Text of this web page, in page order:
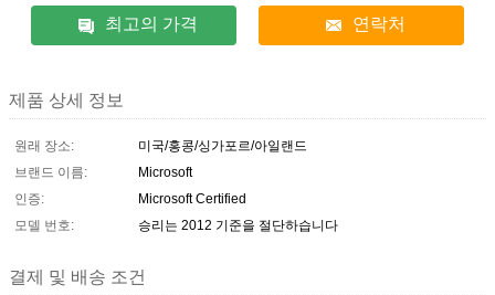
최고의 가격 연락처
제품 상세 정보
원래 장소:
미국/홍콩/싱가포르/아일랜드
브랜드 이름:
Microsoft
인증:
Microsoft Certified
모델 번호:
승리는 2012 기준을 절단하습니다
결제 및 배송 조건